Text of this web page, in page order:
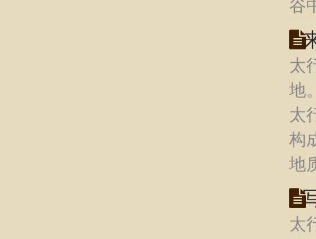
谷
太
地
太
构
地
太